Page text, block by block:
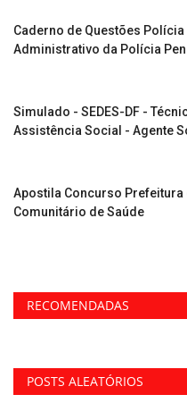
Caderno de Questões Polícia
Administrativo da Polícia
Simulado - SEDES-DF -
Assistência Social - Agente
Apostila Concurso
Comunitário de Saúde
RECOMENDADAS
POSTS ALEATÓRIOS